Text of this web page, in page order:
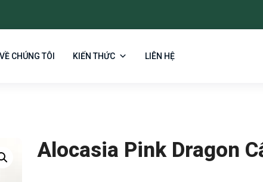
VỀ CHÚNG TÔI KIẾN THỨC LIÊN HỆ
Alocasia Pink Dragon